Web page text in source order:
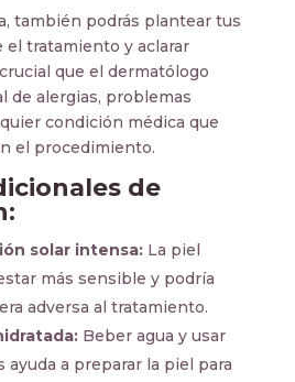
también podrás plantear tus
tratamiento y aclarar
que el dermatólogo
de alergias, problemas
condición médica que
el procedimiento.
de
solar intensa:La piel
más sensible y podría
adversa al tratamiento.
Beber agua y usar
a preparar la piel para